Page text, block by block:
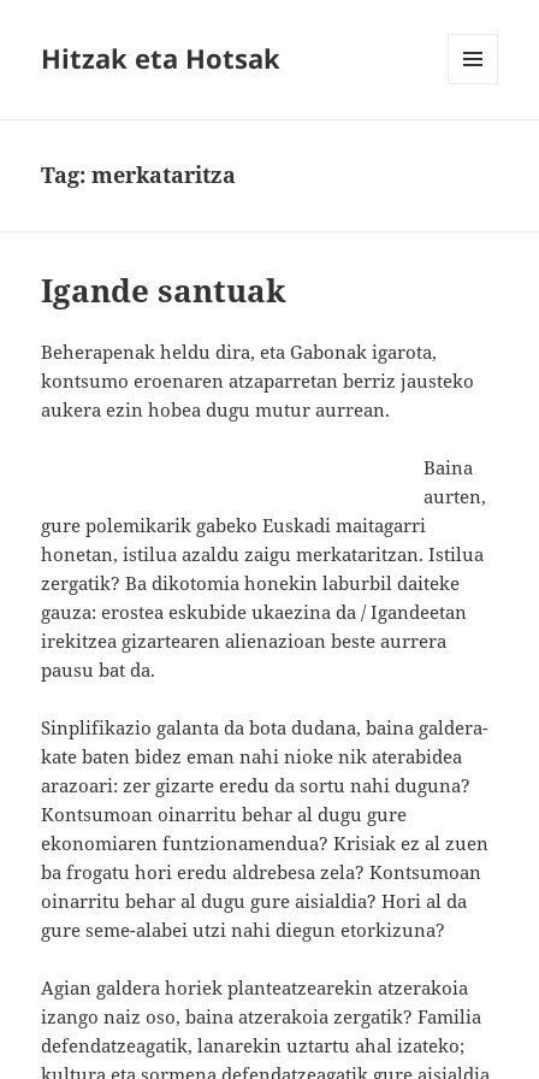
Hitzak eta Hotsak
Tag:merkataritza
Igande santuak
Beherapenak heldu dira, eta Gabonak igarota,
kontsumo eroenaren atzaparretan berriz jausteko
aukera ezin hobea dugu mutur aurrean.
Baina
aurten,
gure polemikarik gabeko Euskadi maitagarri
honetan, istilua azaldu zaigu merkataritzan. Istilua
zergatik? Ba dikotomia honekin laburbil daiteke
gauza: erostea eskubide ukaezina da / Igandeetan
irekitzea gizartearen alienazioan beste aurrera
pausu bat da.
Sinplifikazio galanta da bota dudana, baina galdera-
kate baten bidez eman nahi nioke nik aterabidea
arazoari: zer gizarte eredu da sortu nahi duguna?
Kontsumoan oinarritu behar al dugu gure
ekonomiaren funtzionamendua? Krisiak ez al zuen
ba frogatu hori eredu aldrebesa zela? Kontsumoan
oinarritu behar al dugu gure aisialdia? Hori al da
gure seme-alabei utzi nahi diegun etorkizuna?
Agian galdera horiek planteatzearekin atzerakoia
izango naiz oso, baina atzerakoia zergatik? Familia
defendatzeagatik, lanarekin uztartu ahal izateko;